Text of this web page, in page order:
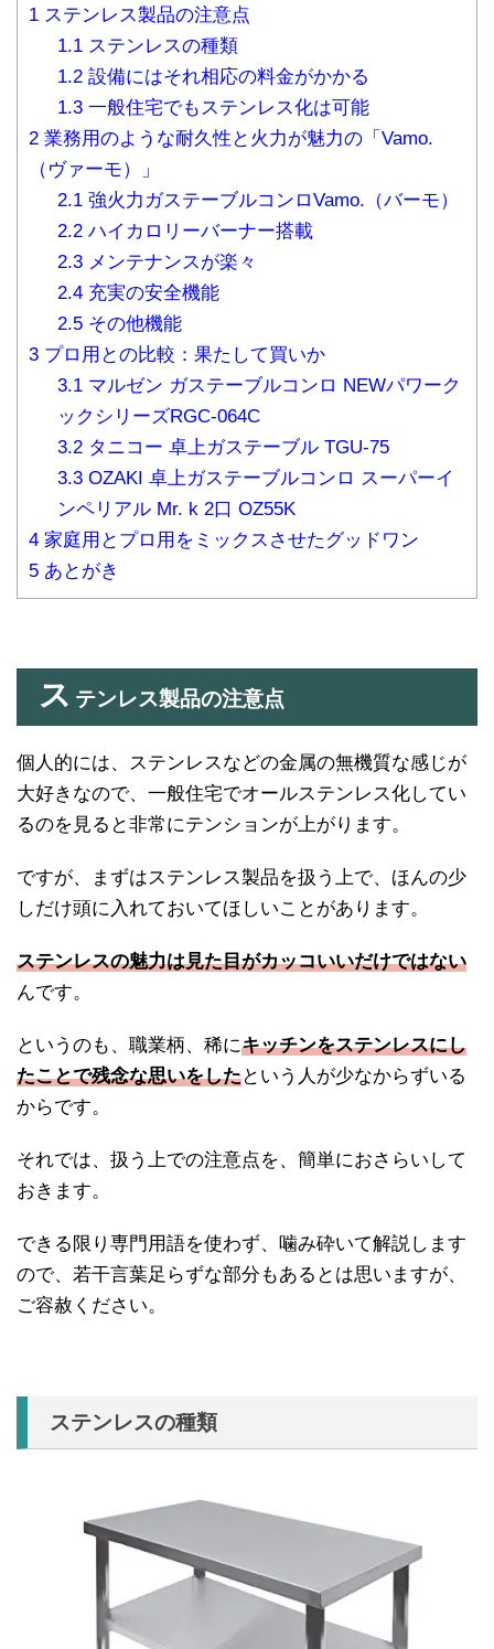
1 ステンレス製品の注意点
1.1ステンレスの種類
1.2設備にはそれ相応の料金がかかる
1.3一般住宅でもステンレス化は可能
2 業務用のような耐久性と火力が魅力の「Vamo.
（ヴァーモ）」
2.1強火力ガステーブルコンロVamo.（バーモ）
2.2ハイカロリーバーナー搭載
2.3メンテナンスが楽々
2.4充実の安全機能
2.5その他機能
3 プロ用との比較：果たして買いか
3.1マルゼン ガステーブルコンロ NEWパワーク
ックシリーズRGC-064C
3.2タニコー 卓上ガステーブル TGU-75
3.3OZAKI 卓上ガステーブルコンロ スーパーイ
ンペリアル Mr. k 2口 OZ55K
4 家庭用とプロ用をミックスさせたグッドワン
5 あとがき
ス テンレス製品の注意点
個人的には、ステンレスなどの金属の無機質な感じが
大好きなので、一般住宅でオールステンレス化してい
るのを見ると非常にテンションが上がります。
ですが、まずはステンレス製品を扱う上で、ほんの少
しだけ頭に入れておいてほしいことがあります。
ステンレスの魅力は見た目がカッコいいだけではない
んです。
というのも、職業柄、稀にキッチンをステンレスにし
たことで残念な思いをしたという人が少なからずいる
からです。
それでは、扱う上での注意点を、簡単におさらいして
おきます。
できる限り専門用語を使わず、噛み砕いて解説します
ので、若干言葉足らずな部分もあるとは思いますが、
ご容赦ください。
ステンレスの種類